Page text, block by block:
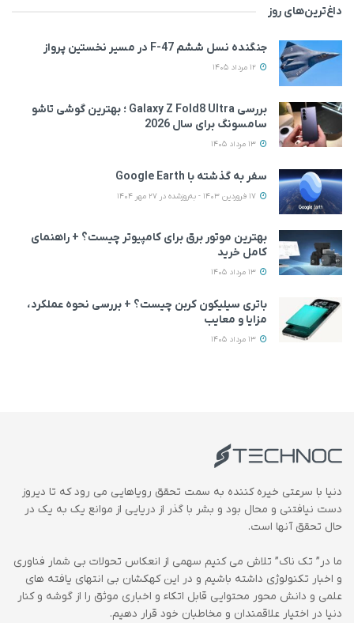
داغ‌ترین‌های روز
جنگنده نسل ششم F-47 در مسیر نخستین پرواز
بررسی Galaxy Z Fold8 Ultra ؛ بهترین گوشی تاشو
سامسونگ برای سال 2026
سفر به گذشته با Google Earth
بهترین موتور برق برای کامپیوتر چیست؟ + راهنمای
کامل خرید
باتری سیلیکون کربن چیست؟ + بررسی نحوه عملکرد،
مزایا و معایب
دنیا با سرعتی خیره کننده به سمت تحقق رویاهایی می رود که تا دیروز
دست نیافتنی و محال بود و بشر با گذر از دریایی از موانع یک به یک در
حال تحقق آنها است.
ما در” تک ناک” تلاش می کنیم سهمی از انعکاس تحولات بی شمار فناوری
و اخبار تکنولوژی داشته باشیم و در این کهکشان بی انتهای یافته های
علمی و دانش محور محتوایی قابل اتکاء و اخباری موثق را از گوشه و کنار
دنیا در اختیار علاقمندان و مخاطبان خود قرار دهیم.